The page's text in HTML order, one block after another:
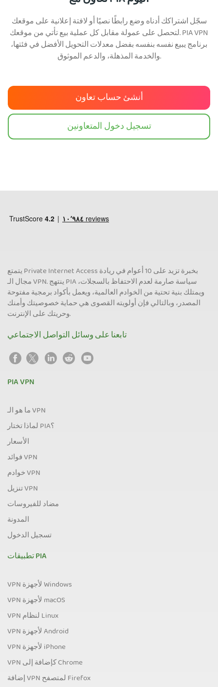
سجّل اشتراكك أدناه وضع رابطًا نصيًا أو لافتة إعلانية على موقعك
لتحصل على عمولة مقابل كل عملية بيع تأتي من موقعك. PIA VPN
برنامج يبيع نفسه بنفسه بفضل معدلات التحويل الأفضل في فئتها،
والخدمة المذهلة، والدعم الموثوق.
أنشئ حساب تعاون
تسجيل دخول المتعاونين
يتمتع Private Internet Access بخبرة تزيد على 10 أعوام في ريادة
مجال الـ VPN. ينتهج PIA سياسة صارمة لعدم الاحتفاظ بالسجلات،
ويمتلك بنية تحتية من الخوادم العالمية، ويعمل بأكواد برمجية مفتوحة
المصدر، وبالتالي فإن أولويته القصوى هي حماية خصوصيتك وأمنك
وحريتك على الإنترنت.
تابعنا على وسائل التواصل الاجتماعي
PIA VPN
ما هو الـ VPN
لماذا تختار PIA؟
الأسعار
فوائد VPN
خوادم VPN
تنزيل VPN
مضاد للفيروسات
المدونة
تسجيل الدخول
تطبيقات PIA
VPN لأجهزة Windows
VPN لأجهزة macOS
VPN لنظام Linux
VPN لأجهزة Android
VPN لأجهزة iPhone
VPN كإضافة إلى Chrome
إضافة VPN لمتصفح Firefox